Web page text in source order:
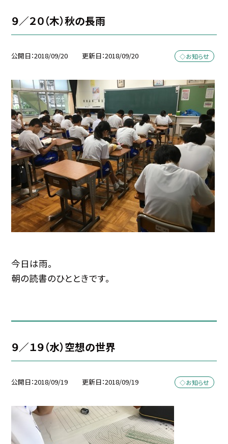
９／２０（木）秋の長雨
公開日 2018/09/20 更新日 2018/09/20 ◇お知らせ
今日は雨。
朝の読書のひとときです。
９／１９（水）空想の世界
公開日 2018/09/19 更新日 2018/09/19 ◇お知らせ